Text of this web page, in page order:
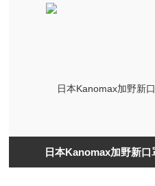
日本Kanomax加野新